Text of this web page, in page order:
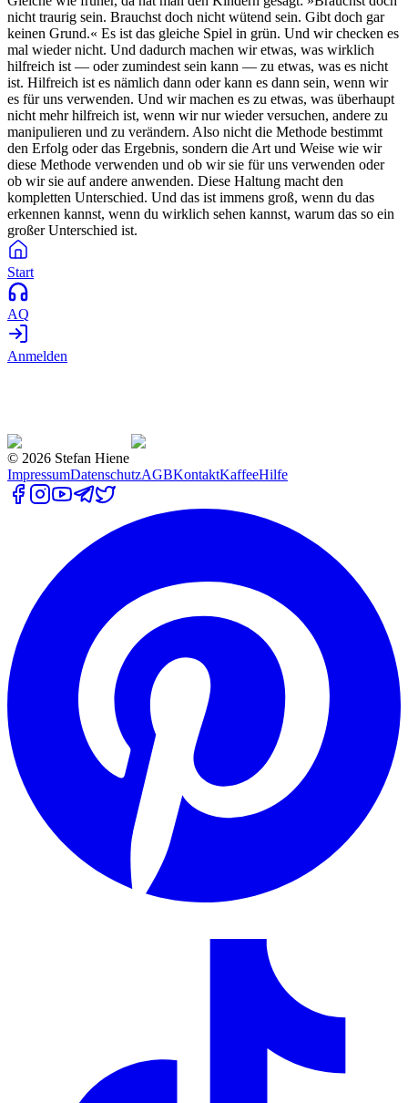
nicht traurig sein. Brauchst doch nicht wütend sein. Gibt doch gar
keinen Grund.« Es ist das gleiche Spiel in grün. Und wir checken es
mal wieder nicht. Und dadurch machen wir etwas, was wirklich
hilfreich ist — oder zumindest sein kann — zu etwas, was es nicht
ist. Hilfreich ist es nämlich dann oder kann es dann sein, wenn wir
es für uns verwenden. Und wir machen es zu etwas, was überhaupt
nicht mehr hilfreich ist, wenn wir nur wieder versuchen, andere zu
manipulieren und zu verändern. Also nicht die Methode bestimmt
den Erfolg oder das Ergebnis, sondern die Art und Weise wie wir
diese Methode verwenden und ob wir sie für uns verwenden oder
ob wir sie auf andere anwenden. Diese Haltung macht den
kompletten Unterschied. Und das ist immens groß, wenn du das
erkennen kannst, wenn du wirklich sehen kannst, warum das so ein
großer Unterschied ist.
Start
AQ
Anmelden
© 2026 Stefan Hiene
ImpressumDatenschutzAGBKontaktKaffeeHilfe